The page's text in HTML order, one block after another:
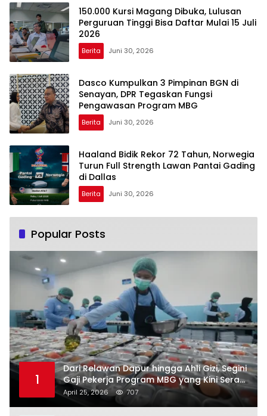
150.000 Kursi Magang Dibuka, Lulusan
Perguruan Tinggi Bisa Daftar Mulai 15 Juli
2026
Berita Juni 30, 2026
Dasco Kumpulkan 3 Pimpinan BGN di
Senayan, DPR Tegaskan Fungsi
Pengawasan Program MBG
Berita Juni 30, 2026
Haaland Bidik Rekor 72 Tahun, Norwegia
Turun Full Strength Lawan Pantai Gading
di Dallas
Berita Juni 30, 2026
Popular Posts
1
Dari Relawan Dapur hingga Ahli Gizi, Segini
Gaji Pekerja Program MBG yang Kini Serap
Hampir Sejuta Tenaga Kerja
April 25, 2026 707